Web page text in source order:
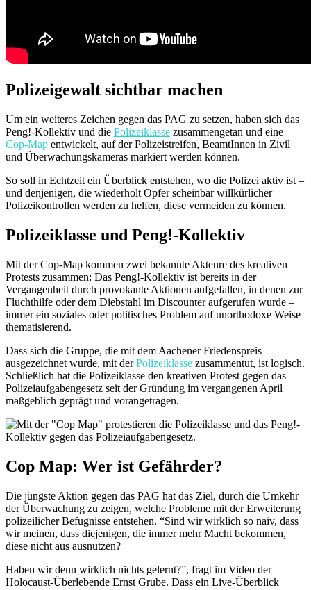
Polizeigewalt sichtbar machen
Um ein weiteres Zeichen gegen das PAG zu setzen, haben sich das
Peng!-Kollektiv und die Polizeiklasse zusammengetan und eine
Cop-Map entwickelt, auf der Polizeistreifen, BeamtInnen in Zivil
und Überwachungskameras markiert werden können.
So soll in Echtzeit ein Überblick entstehen, wo die Polizei aktiv ist –
und denjenigen, die wiederholt Opfer scheinbar willkürlicher
Polizeikontrollen werden zu helfen, diese vermeiden zu können.
Polizeiklasse und Peng!-Kollektiv
Mit der Cop-Map kommen zwei bekannte Akteure des kreativen
Protests zusammen: Das Peng!-Kollektiv ist bereits in der
Vergangenheit durch provokante Aktionen aufgefallen, in denen zur
Fluchthilfe oder dem Diebstahl im Discounter aufgerufen wurde –
immer ein soziales oder politisches Problem auf unorthodoxe Weise
thematisierend.
Dass sich die Gruppe, die mit dem Aachener Friedenspreis
ausgezeichnet wurde, mit derPolizeiklasse zusammentut, ist logisch.
Schließlich hat die Polizeiklasse den kreativen Protest gegen das
Polizeiaufgabengesetz seit der Gründung im vergangenen April
maßgeblich geprägt und vorangetragen.
Cop Map: Wer ist Gefährder?
Die jüngste Aktion gegen das PAG hat das Ziel, durch die Umkehr
der Überwachung zu zeigen, welche Probleme mit der Erweiterung
polizeilicher Befugnisse entstehen. “Sind wir wirklich so naiv, dass
wir meinen, dass diejenigen, die immer mehr Macht bekommen,
diese nicht aus ausnutzen?
Haben wir denn wirklich nichts gelernt?”, fragt im Video der
Holocaust-Überlebende Ernst Grube. Dass ein Live-Überblick